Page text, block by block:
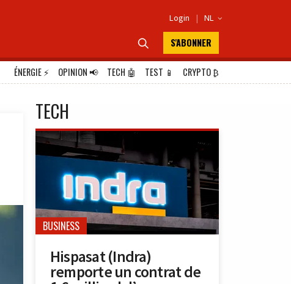
Login | NL 
 S'ABONNER
ÉNERGIE⚡ OPINION📢 TECH 🤖 TEST 📱 CRYPTO₿
TECH
BUSINESS
Hispasat (Indra)
remporte un contrat de